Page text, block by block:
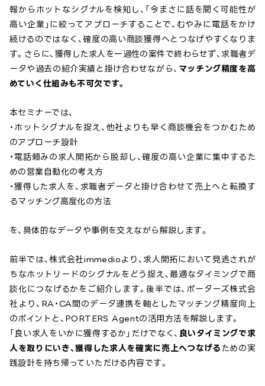
報からホットなシグナルを検知し、「今まさに話を聞く可能性が
高い企業」に絞ってアプローチすることで、むやみに電話をかけ
続けるのではなく、確度の高い商談獲得へとつなげやすくなりま
す。さらに、獲得した求人を一過性の案件で終わらせず、求職者デ
ータや過去の紹介実績と掛け合わせながら、 マッチング精度を高
めていく仕組みも不可欠です。
本セミナーでは、
・ホットシグナルを捉え、他社よりも早く商談機会をつかむため
のアプローチ設計
・電話頼みの求人開拓から脱却し、確度の高い企業に集中するた
めの営業自動化の考え方
・獲得した求人を、求職者データと掛け合わせて売上へと転換す
るマッチング高度化の方法
を、具体的なデータや事例を交えながら解説します。
前半では、株式会社immedioより、求人開拓において見逃されが
ちなホットリードのシグナルをどう捉え、最適なタイミングで商
談化につなげるかをご紹介します。後半では、ポーターズ株式会
社より、RA・CA間のデータ連携を軸としたマッチング精度向上
のポイントと、PORTERS Agentの活用方法を解説します。
「良い求人をいかに獲得するか」だけでなく、 良いタイミングで求
人を取りにいき、獲得した求人を確実に売上へつなげる ための実
践設計を持ち帰っていただける内容です。